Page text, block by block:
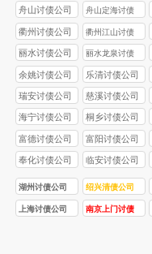
公司
舟山讨债公司
舟山定海讨债
公司
衢州讨债公司
衢州江山讨债
公司
丽水讨债公司
丽水龙泉讨债
公司
余姚讨债公司 乐清讨债公司
瑞安讨债公司 慈溪讨债公司
海宁讨债公司 桐乡讨债公司
富德讨债公司 富阳讨债公司
奉化讨债公司 临安讨债公司
湖州讨债公司 绍兴清债公司
上海讨债公司
南京上门讨债